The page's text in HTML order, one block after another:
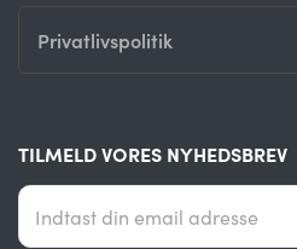
Privatlivspolitik
TILMELD VORES NYHEDSBREV